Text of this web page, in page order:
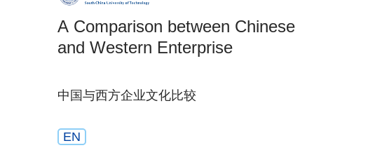
A Comparison between Chinese
and Western Enterprise
中国与西方企业文化比较
EN